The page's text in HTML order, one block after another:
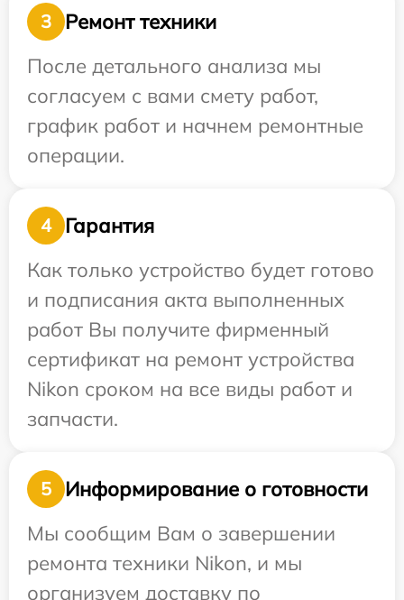
3
Ремонт техники
После детального анализа мы
согласуем с вами смету работ,
график работ и начнем ремонтные
операции.
4
Гарантия
Как только устройство будет готово
и подписания акта выполненных
работ Вы получите фирменный
сертификат на ремонт устройства
Nikon сроком на все виды работ и
запчасти.
5
Информирование о готовности
Мы сообщим Вам о завершении
ремонта техники Nikon, и мы
организуем доставку по